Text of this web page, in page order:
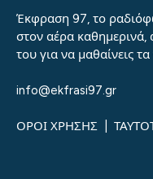
Έκφραση 97, το
στον αέρα καθημερινά,
του για να μαθαίνεις
info@ekfrasi97.gr
ΟΡΟΙ ΧΡΗΣΗΣ